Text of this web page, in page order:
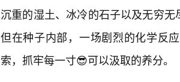
沉重的湿土、冰冷的石子以及无穷无
但在种子内部，一场剧烈的化学反
索，抓牢每一寸😎可以汲取的养分。